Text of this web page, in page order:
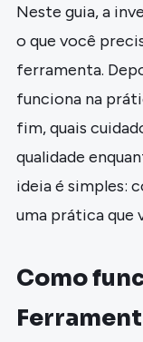
Neste guia, a
o que você
ferramenta.
funciona na
fim, quais
qualidade
ideia é simples:
uma prática que
Como